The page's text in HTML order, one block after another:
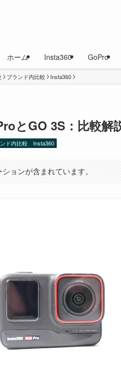
ホーム Insta360 GoPro
ブランド内比較 Insta360
とGO 3S：比較解
ド内比較 Insta360
ョンが含まれています。